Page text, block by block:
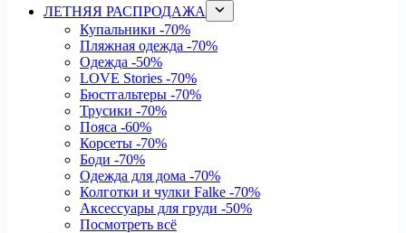
ЛЕТНЯЯ РАСПРОДАЖА
Купальники -70%
Пляжная одежда -70%
Одежда -50%
LOVE Stories -70%
Бюстгальтеры -70%
Трусики -70%
Пояса -60%
Корсеты -70%
Боди -70%
Одежда для дома -70%
Колготки и чулки Falke -70%
Аксессуары для груди -50%
Посмотреть всё